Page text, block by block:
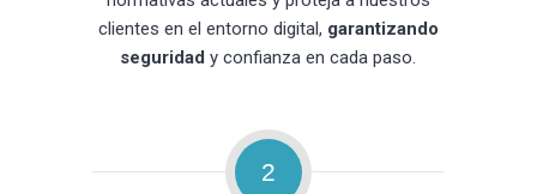
clientes en el entorno digital, garantizando
seguridad y confianza en cada paso.
2